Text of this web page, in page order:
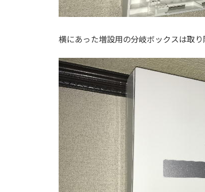
横にあった増設用の分岐ボックスは取り